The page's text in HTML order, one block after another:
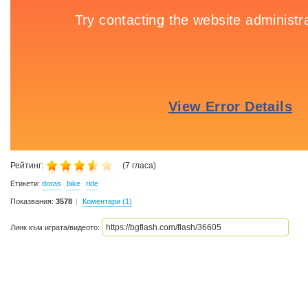
Рейтинг: (7 гласа)
Етикети: doras bike ride
Показвания: 3578 Коментари (1)
Линк към играта/видеото: